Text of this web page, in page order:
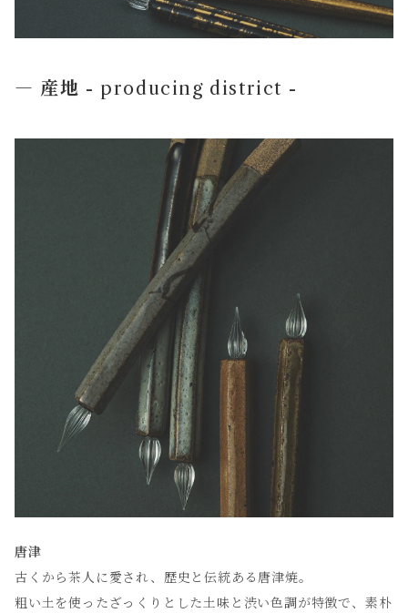
― 産地 - producing district -
唐津
古くから茶人に愛され、歴史と伝統ある唐津焼。
粗い土を使ったざっくりとした土味と渋い色調が特徴で、素朴